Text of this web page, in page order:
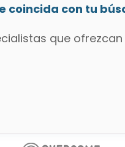
coincida con tu
que